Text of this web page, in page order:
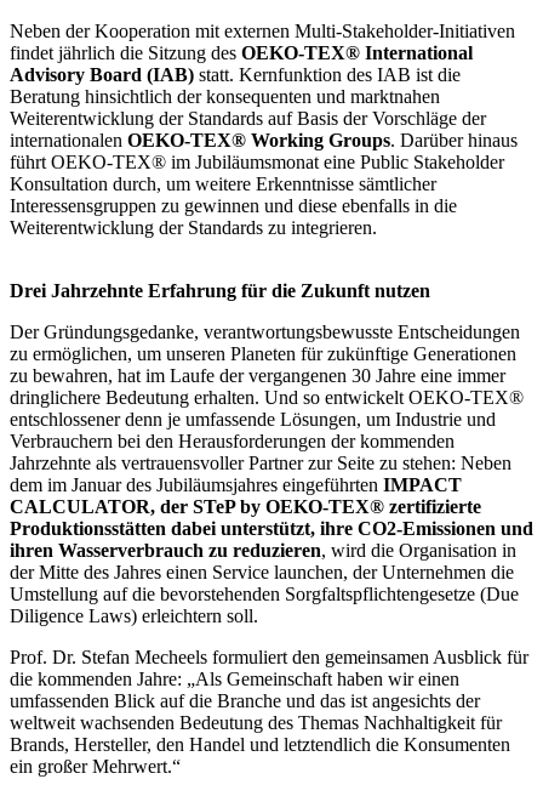
Neben der Kooperation mit externen Multi-Stakeholder-Initiativen
findet jährlich die Sitzung des OEKO-TEX® International
Advisory Board (IAB) statt. Kernfunktion des IAB ist die
Beratung hinsichtlich der konsequenten und marktnahen
Weiterentwicklung der Standards auf Basis der Vorschläge der
internationalen OEKO-TEX® Working Groups. Darüber hinaus
führt OEKO-TEX® im Jubiläumsmonat eine Public Stakeholder
Konsultation durch, um weitere Erkenntnisse sämtlicher
Interessensgruppen zu gewinnen und diese ebenfalls in die
Weiterentwicklung der Standards zu integrieren.
Drei Jahrzehnte Erfahrung für die Zukunft nutzen
Der Gründungsgedanke, verantwortungsbewusste Entscheidungen
zu ermöglichen, um unseren Planeten für zukünftige Generationen
zu bewahren, hat im Laufe der vergangenen 30 Jahre eine immer
dringlichere Bedeutung erhalten. Und so entwickelt OEKO-TEX®
entschlossener denn je umfassende Lösungen, um Industrie und
Verbrauchern bei den Herausforderungen der kommenden
Jahrzehnte als vertrauensvoller Partner zur Seite zu stehen: Neben
dem im Januar des Jubiläumsjahres eingeführten IMPACT
CALCULATOR, der STeP by OEKO-TEX® zertifizierte
Produktionsstätten dabei unterstützt, ihre CO2-Emissionen und
ihren Wasserverbrauch zu reduzieren, wird die Organisation in
der Mitte des Jahres einen Service launchen, der Unternehmen die
Umstellung auf die bevorstehenden Sorgfaltspflichtengesetze (Due
Diligence Laws) erleichtern soll.
Prof. Dr. Stefan Mecheels formuliert den gemeinsamen Ausblick für
die kommenden Jahre: „Als Gemeinschaft haben wir einen
umfassenden Blick auf die Branche und das ist angesichts der
weltweit wachsenden Bedeutung des Themas Nachhaltigkeit für
Brands, Hersteller, den Handel und letztendlich die Konsumenten
ein großer Mehrwert.“